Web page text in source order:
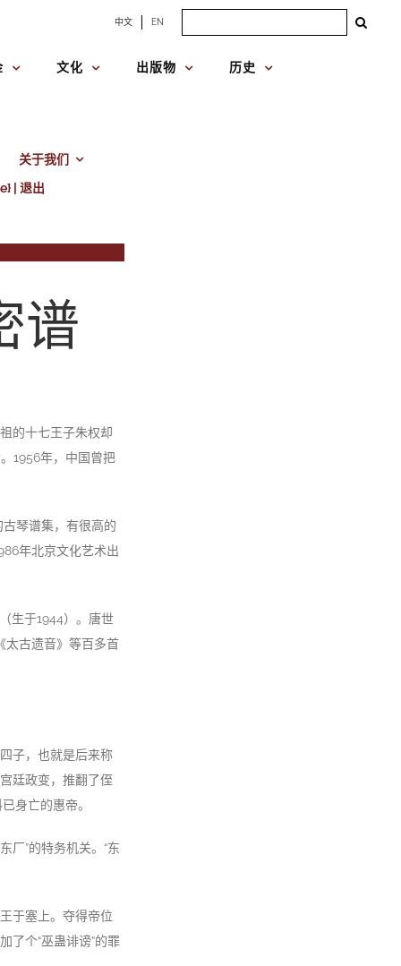
中文 EN
文化 出版物 历史
关于我们
| 退出
谱
的十七王子朱权却
1956年，中国曾把
琴谱集，有很高的
年北京文化艺术出
生于1944）。唐世
太古遗音》等百多首
子，也就是后来称
廷政变，推翻了侄
身亡的惠帝。
厂”的特务机关。“东
于塞上。夺得帝位
了个“巫蛊诽谤”的罪